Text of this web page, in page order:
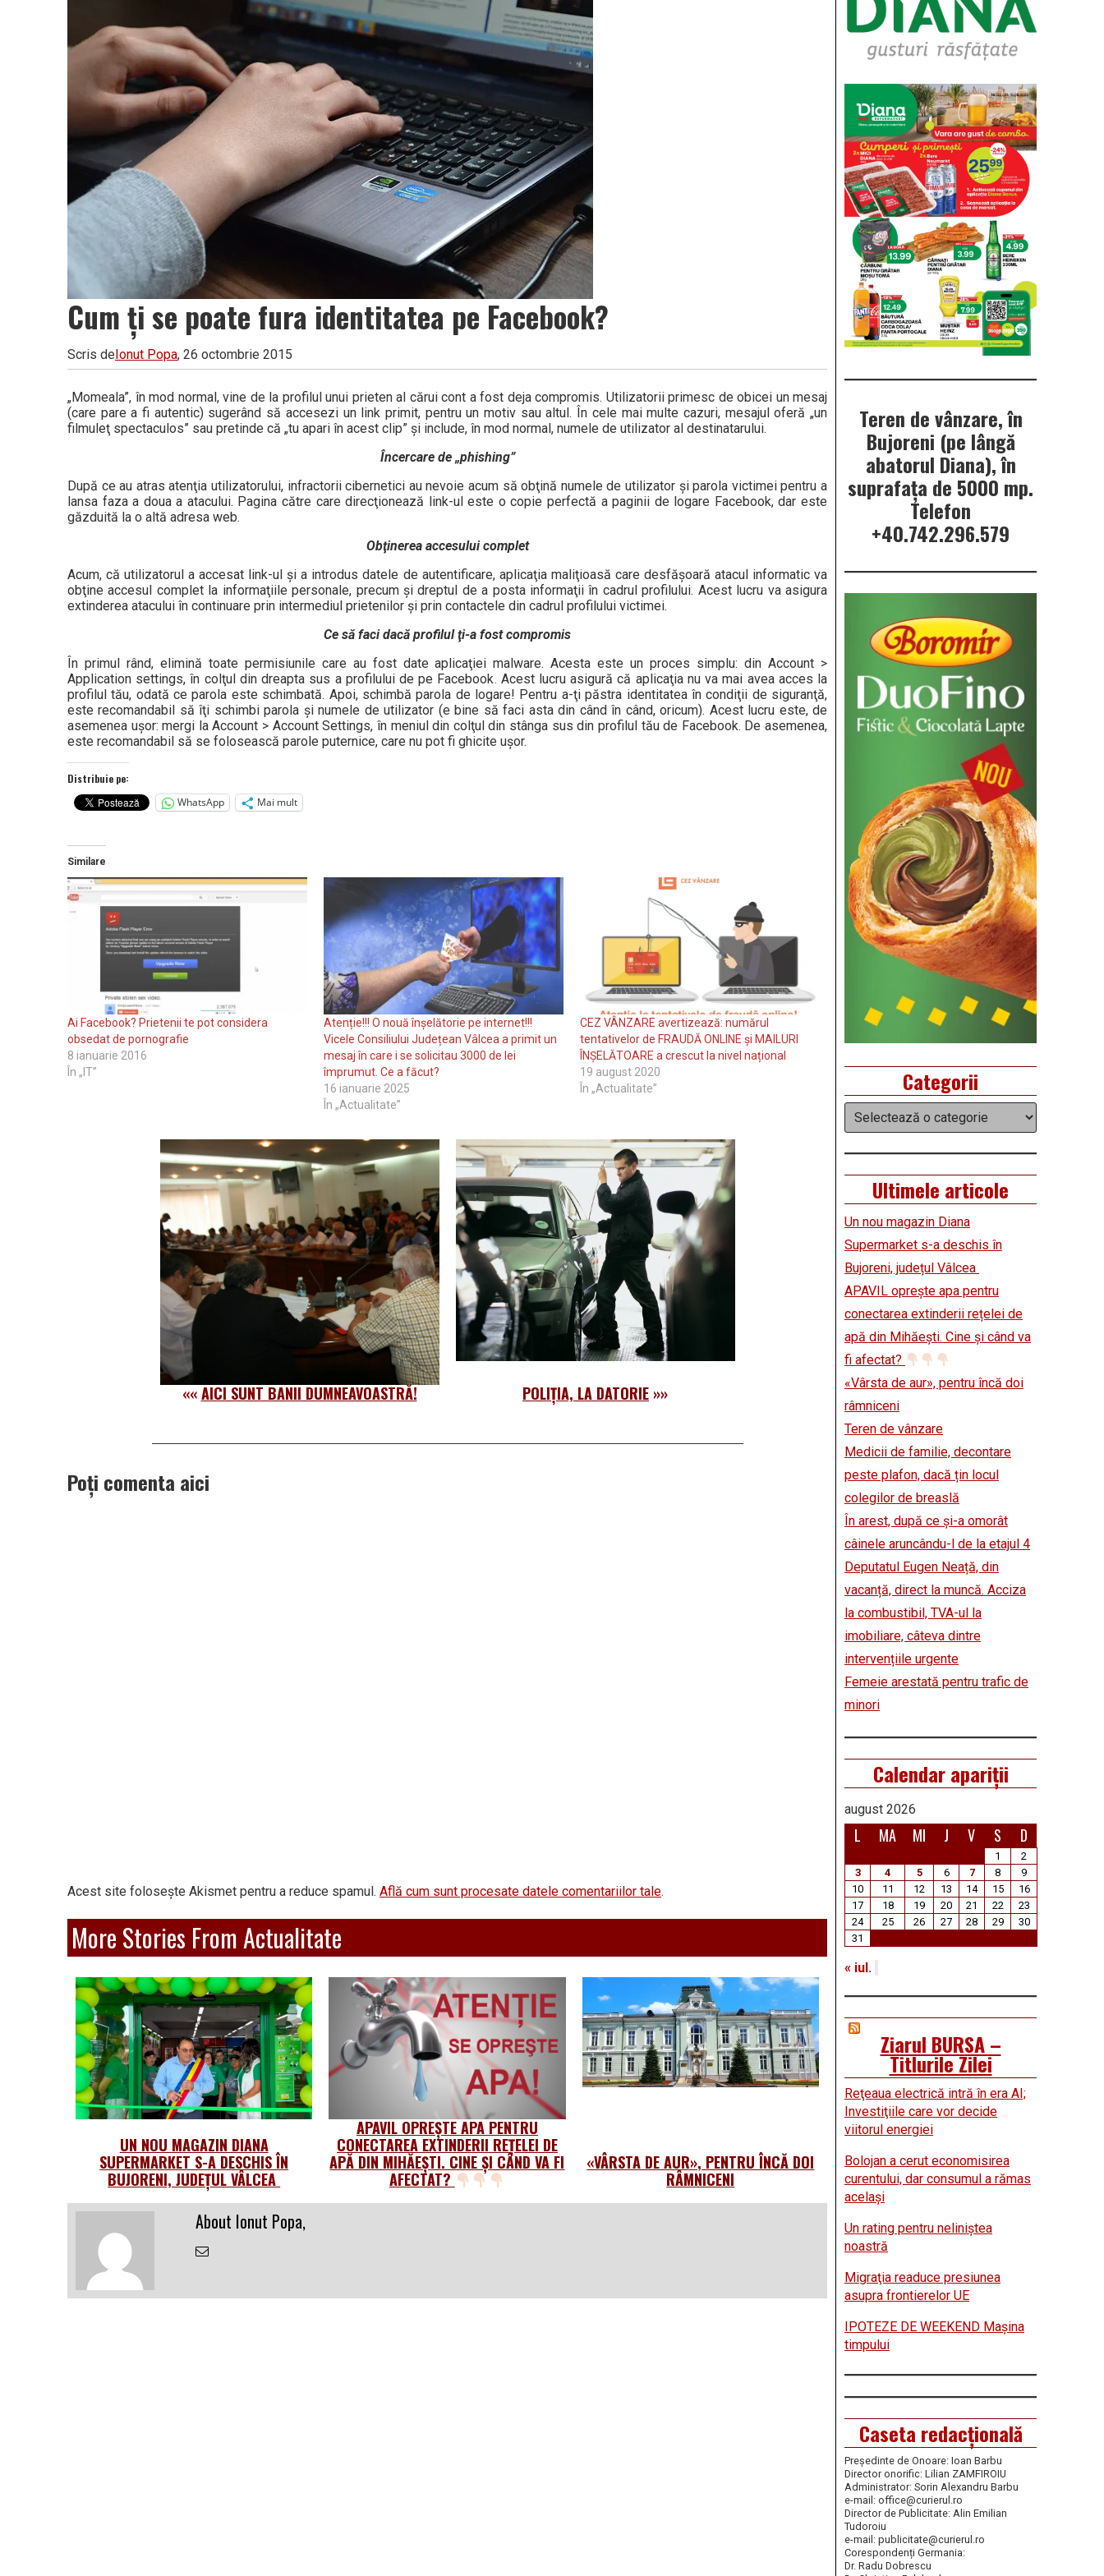
Vâlcea
Cum ţi se poate fura identitatea pe Facebook?
Scris deIonut Popa, 26 octombrie 2015
„Momeala”, în mod normal, vine de la profilul unui prieten al cărui cont a fost deja compromis. Utilizatorii primesc de obicei un mesaj
(care pare a fi autentic) sugerând să accesezi un link primit, pentru un motiv sau altul. În cele mai multe cazuri, mesajul oferă „un
filmuleţ spectaculos” sau pretinde că „tu apari în acest clip” şi include, în mod normal, numele de utilizator al destinatarului.
Încercare de „phishing”
După ce au atras atenţia utilizatorului, infractorii cibernetici au nevoie acum să obţină numele de utilizator şi parola victimei pentru a
lansa faza a doua a atacului. Pagina către care direcţionează link-ul este o copie perfectă a paginii de logare Facebook, dar este
găzduită la o altă adresa web.
Obţinerea accesului complet
Acum, că utilizatorul a accesat link-ul şi a introdus datele de autentificare, aplicaţia maliţioasă care desfăşoară atacul informatic va
obţine accesul complet la informaţiile personale, precum şi dreptul de a posta informaţii în cadrul profilului. Acest lucru va asigura
extinderea atacului în continuare prin intermediul prietenilor şi prin contactele din cadrul profilului victimei.
Ce să faci dacă profilul ţi-a fost compromis
În primul rând, elimină toate permisiunile care au fost date aplicaţiei malware. Acesta este un proces simplu: din Account >
Application settings, în colţul din dreapta sus a profilului de pe Facebook. Acest lucru asigură că aplicaţia nu va mai avea acces la
profilul tău, odată ce parola este schimbată. Apoi, schimbă parola de logare! Pentru a-ţi păstra identitatea în condiţii de siguranţă,
este recomandabil să îţi schimbi parola şi numele de utilizator (e bine să faci asta din când în când, oricum). Acest lucru este, de
asemenea uşor: mergi la Account > Account Settings, în meniul din colţul din stânga sus din profilul tău de Facebook. De asemenea,
este recomandabil să se folosească parole puternice, care nu pot fi ghicite uşor.
Distribuie pe:
WhatsApp
Mai mult
Similare
Ai Facebook? Prietenii te pot considera
obsedat de pornografie
8 ianuarie 2016
În „IT”
Atenție!!! O nouă înșelătorie pe internet!!!
Vicele Consiliului Județean Vâlcea a primit un
mesaj în care i se solicitau 3000 de lei
împrumut. Ce a făcut?
16 ianuarie 2025
În „Actualitate”
CEZ VÂNZARE avertizează: numărul
tentativelor de FRAUDĂ ONLINE și MAILURI
ÎNȘELĂTOARE a crescut la nivel național
19 august 2020
În „Actualitate”
««AICI SUNT BANII DUMNEAVOASTRĂ! POLIŢIA, LA DATORIE »»
Poți comenta aici
Acest site folosește Akismet pentru a reduce spamul. Află cum sunt procesate datele comentariilor tale.
More Stories From Actualitate
UN NOU MAGAZIN DIANA
SUPERMARKET S-A DESCHIS ÎN
BUJORENI, JUDEȚUL VÂLCEA
APAVIL OPREȘTE APA PENTRU
CONECTAREA EXTINDERII REȚELEI DE
APĂ DIN MIHĂEȘTI. CINE ȘI CÂND VA FI
AFECTAT?
«VÂRSTA DE AUR», PENTRU ÎNCĂ DOI
RÂMNICENI
About Ionut Popa,
Email
Teren de vânzare, în
Bujoreni (pe lângă
abatorul Diana), în
suprafața de 5000 mp.
Telefon
+40.742.296.579
Categorii
Categorii
Ultimele articole
Un nou magazin Diana
Supermarket s-a deschis în
Bujoreni, județul Vâlcea
APAVIL oprește apa pentru
conectarea extinderii rețelei de
apă din Mihăești. Cine și când va
fi afectat?
«Vârsta de aur», pentru încă doi
râmniceni
Teren de vânzare
Medicii de familie, decontare
peste plafon, dacă țin locul
colegilor de breaslă
În arest, după ce și-a omorât
câinele aruncându-l de la etajul 4
Deputatul Eugen Neață, din
vacanță, direct la muncă. Acciza
la combustibil, TVA-ul la
imobiliare, câteva dintre
intervențiile urgente
Femeie arestată pentru trafic de
minori
Calendar apariții
august 2026
L MA MI J V S D
1
2
3
4 5 6 7 8
9
10
11 12 13 14 15
16
17
18 19 20 21 22
23
24
25 26 27 28 29
30
31
« iul.
Ziarul BURSA –
Titlurile Zilei
Reţeaua electrică intră în era AI;
Investiţiile care vor decide
viitorul energiei
Bolojan a cerut economisirea
curentului, dar consumul a rămas
acelaşi
Un rating pentru neliniştea
noastră
Migraţia readuce presiunea
asupra frontierelor UE
IPOTEZE DE WEEKEND Maşina
timpului
Caseta redacțională
Președinte de Onoare: Ioan Barbu
Director onorific: Lilian ZAMFIROIU
Administrator: Sorin Alexandru Barbu
e-mail: office@curierul.ro
Director de Publicitate: Alin Emilian
Tudoroiu
e-mail: publicitate@curierul.ro
Corespondenți Germania:
Dr. Radu Dobrescu